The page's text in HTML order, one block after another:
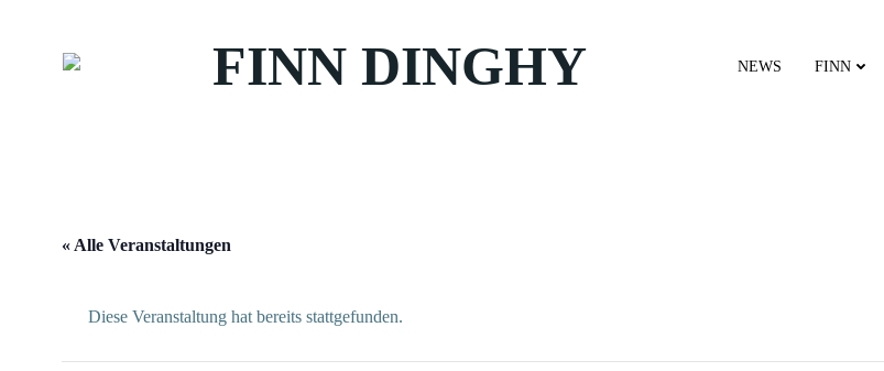
FINN DINGHY NEWS FINN
« Alle Veranstaltungen
Diese Veranstaltung hat bereits stattgefunden.